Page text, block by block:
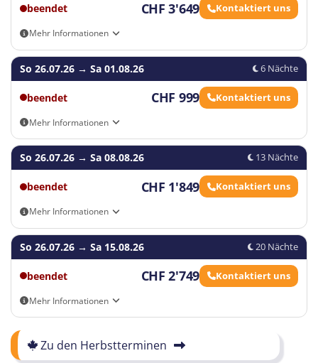
25
26
27
beendet CHF 3'649 Kontaktiert uns
Mehr Informationen
An- und Abreisemöglichkeiten: Eigenanreise, Begleitete Zugreise
Genf-Cornavin (inkl. Ticket), Begleitete Zugreise Zürich HBF (inkl.
Ticket), Flughafentransfer (Genf)
So 26.07.26 → Sa 01.08.26 6 Nächte
beendet CHF 999 Kontaktiert uns
Mehr Informationen
An- und Abreisemöglichkeiten: Eigenanreise, Begleitete Zugreise
Genf-Cornavin (inkl. Ticket), Begleitete Zugreise Zürich HBF (inkl.
Ticket), Flughafentransfer (Genf)
So 26.07.26 → Sa 08.08.26 13 Nächte
beendet CHF 1'849 Kontaktiert uns
Mehr Informationen
An- und Abreisemöglichkeiten: Eigenanreise, Begleitete Zugreise
Genf-Cornavin (inkl. Ticket), Begleitete Zugreise Zürich HBF (inkl.
Ticket), Flughafentransfer (Genf)
So 26.07.26 → Sa 15.08.26 20 Nächte
beendet CHF 2'749 Kontaktiert uns
Mehr Informationen
Genf-Cornavin (inkl. Ticket), Begleitete Zugreise Zürich HBF (inkl.
Ticket), Flughafentransfer (Genf)
Zu den Herbstterminen